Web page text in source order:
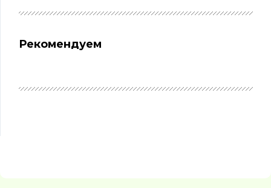
Рекомендуем